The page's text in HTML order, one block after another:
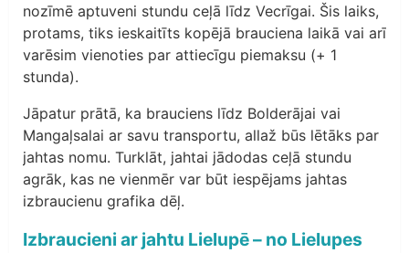
nozīmē aptuveni stundu ceļā līdz Vecrīgai. Šis laiks,
protams, tiks ieskaitīts kopējā brauciena laikā vai arī
varēsim vienoties par attiecīgu piemaksu (+ 1
stunda).
Jāpatur prātā, ka brauciens līdz Bolderājai vai
Mangaļsalai ar savu transportu, allaž būs lētāks par
jahtas nomu. Turklāt, jahtai jādodas ceļā stundu
agrāk, kas ne vienmēr var būt iespējams jahtas
izbraucienu grafika dēļ.
Izbraucieni ar jahtu Lielupē – no Lielupes